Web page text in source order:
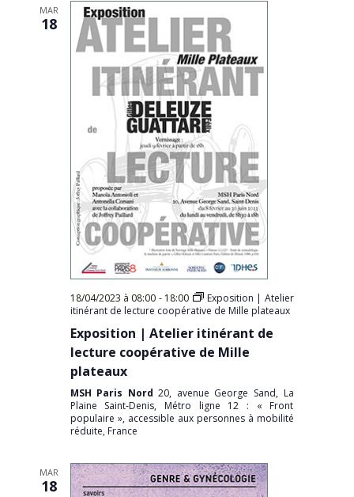
MAR
18
18/04/2023 à 08:00 - 18:00
Exposition | Atelier
itinérant de lecture coopérative de Mille plateaux
Exposition | Atelier itinérant de
lecture coopérative de Mille
plateaux
MSH Paris Nord20, avenue George Sand, La
Plaine Saint-Denis, Métro ligne 12 : « Front
populaire », accessible aux personnes à mobilité
réduite, France
MAR
18